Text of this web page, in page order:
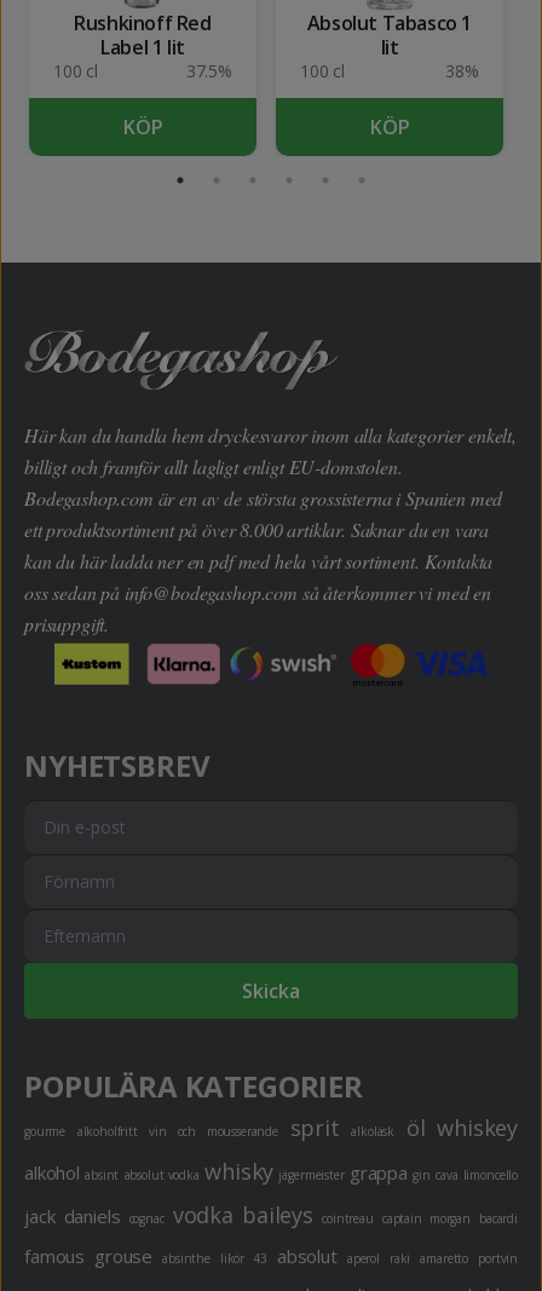
Rushkinoff Red
Label 1 lit
100 cl 37.5%
KÖP
Absolut Tabasco 1
lit
100 cl 38%
KÖP
Här kan du handla hem dryckesvaror inom alla kategorier enkelt,
billigt och framför allt lagligt enligt EU-domstolen.
Bodegashop.com är en av de största grossisterna i Spanien med
ett produktsortiment på över 8.000 artiklar. Saknar du en vara
kan du här ladda ner en pdf med hela vårt sortiment. Kontakta
oss sedan på info@bodegashop.com så återkommer vi med en
prisuppgift.
NYHETSBREV
Skicka
POPULÄRA KATEGORIER
gourme alkoholfritt vin och mousserande sprit alkoläsk öl whiskey
alkohol absint absolut vodka whisky jägermeister grappa gin cava limoncello
jack daniels cognac vodka baileys cointreau captain morgan bacardi
famous grouse absinthe likör 43 absolut aperol raki amaretto portvin